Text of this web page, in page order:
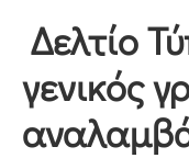
Προγράμματα
Εκδηλώσεις
Δελτίο
γενικός